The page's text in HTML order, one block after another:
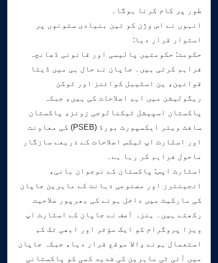
طور پر کام کرنا ہوگا۔
انہوں نے اس وژن کو تین بنیادی ستونوں پر
استوار قرار دیا:
حکومت: حکومتیں پالیسی اور قانونی ڈھانچہ
فراہم کرتی ہیں۔ جاپان نے حال ہی میں ڈیٹا
قوانین، ین اسٹیبل کوائنز اور ٹوکن
ریگولیشن میں اہم اصلاحات کی ہیں، جبکہ
پاکستان اسپیشل ٹیکنالوجی زونز، پاکستان
سافٹ ویئر ایکسپورٹ بورڈ (PSEB) کی معاونت
اور اسٹارٹ اپ ٹیکس اصلاحات کے ذریعے سازگار
ماحول فراہم کر رہا ہے۔
اسٹارٹ اپس: پاکستان کے نوجوان بانی،
انجینئرز اور مصنوعی ذہانت کے ماہرین جاپان
کی مارکیٹ میں داخل ہونے کی بھرپور صلاحیت
رکھتے ہیں۔ ہنزہ آصف نے جاپان کے اسٹارٹ اپ
ویزا پروگرام کو ایک مؤثر اور ابھی تک کم
استعمال ہونے والا موقع قرار دیا، جبکہ جاپان
میں آئی ٹی ماہرین کی شدید کمی کو پاکستانی